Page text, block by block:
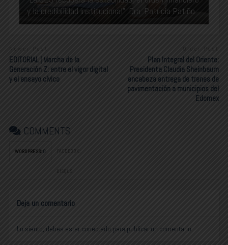
y la credibilidad institucional”: Dra. Patricia Patiño
Newer Post
EDITORIAL | Marcha de la
Generación Z: entre el vigor digital
y el ensayo cívico
Plan Integral del Oriente:
Presidenta Claudia Sheinbaum
encabeza entrega de trenes de
pavimentación a municipios del
Edomex
COMMENTS
WORDPRESS: 0 FACEBOOK:
DISQUS:
Deja un comentario
Lo siento, debes estar conectado para publicar un comentario.